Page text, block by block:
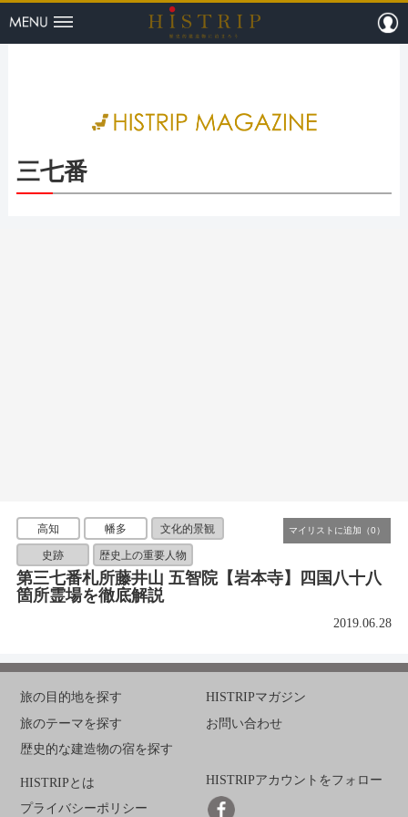
HISTRIP（
三七番
高知 幡多 文化的景観
史跡 歴史上の重要人物
第三七番札所藤井山 五智院【岩本寺】四国八十八
箇所霊場を徹底解説
2019.06.28
旅の目的地を探す
旅のテーマを探す
歴史的な建造物の宿を探す
HISTRIPマガジン
お問い合わせ
HISTRIPとは
プライバシーポリシー
HISTRIPアカウントをフォロー